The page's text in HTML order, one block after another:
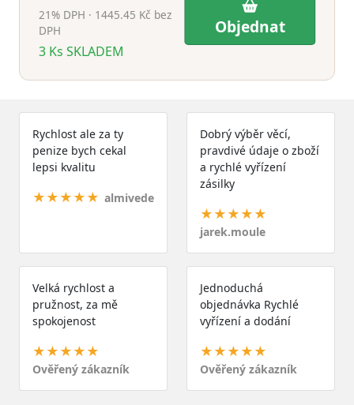
21% DPH · 1445.45 Kč bez
DPH
3 Ks SKLADEM
Objednat
Rychlost ale za ty
penize bych cekal
lepsi kvalitu
★★★★★ almivede
Dobrý výběr věcí,
pravdivé údaje o zboží
a rychlé vyřízení
zásilky
★★★★★
jarek.moule
Velká rychlost a
pružnost, za mě
spokojenost
★★★★★
Ověřený zákazník
Jednoduchá
objednávka Rychlé
vyřízení a dodání
★★★★★
Ověřený zákazník